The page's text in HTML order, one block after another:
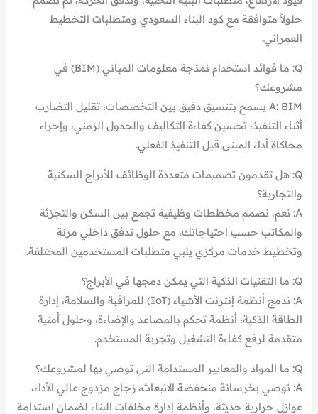
حلولاً متوافقة مع كود البناء السعودي ومتطلبات التخطيط
العمراني.
Q: ما فوائد استخدام نمذجة معلومات المباني (BIM) في
مشروعك؟
A: BIM يسمح بتنسيق دقيق بين التخصصات، تقليل التضارب
أثناء التنفيذ، تحسين كفاءة التكاليف والجدول الزمني، وإجراء
محاكاة أداء المبنى قبل التنفيذ الفعلي.
Q: هل تقدمون تصميمات متعددة الوظائف للأبراج السكنية
والتجارية؟
A: نعم، نصمم مخططات وظيفية تجمع بين السكن والتجزئة
والمكاتب حسب احتياجاتك، مع حلول تدفق داخلي مرنة
وتخطيط خدمات مركزي يلبي متطلبات المستخدمين المختلفة.
Q: ما التقنيات الذكية التي يمكن دمجها في الأبراج؟
A: ندمج أنظمة إنترنت الأشياء (IoT) للمراقبة والسلامة، إدارة
الطاقة الذكية، أنظمة تحكم بالمصاعد والإضاءة، وحلول أمنية
متقدمة لرفع كفاءة التشغيل وتجربة المستخدم.
Q: ما المواد والمعايير المستدامة التي توصي بها لمشروعك؟
A: نوصي بخرسانة منخفضة الانبعاث، زجاج مزدوج عالي الأداء،
عوازل حرارية حديثة، وأنظمة إدارة مخلفات البناء لضمان استدامة